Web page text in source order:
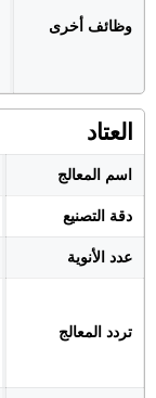
وظائف أخرى
العتاد
اسم المعالج
دقة التصنيع
عدد الأنوية
تردد المعالج